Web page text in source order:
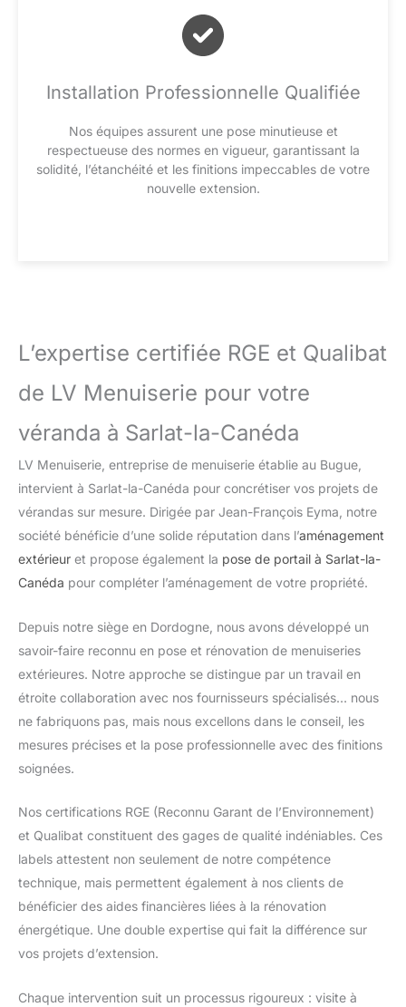
Installation Professionnelle Qualifiée
Nos équipes assurent une pose minutieuse et
respectueuse des normes en vigueur, garantissant la
solidité, l’étanchéité et les finitions impeccables de votre
nouvelle extension.
L’expertise certifiée RGE et Qualibat
de LV Menuiserie pour votre
véranda à Sarlat-la-Canéda
LV Menuiserie, entreprise de menuiserie établie au Bugue,
intervient à Sarlat-la-Canéda pour concrétiser vos projets de
vérandas sur mesure. Dirigée par Jean-François Eyma, notre
société bénéficie d’une solide réputation dans l’aménagement
extérieur et propose également la pose de portail à Sarlat-la-
Canéda pour compléter l’aménagement de votre propriété.
Depuis notre siège en Dordogne, nous avons développé un
savoir-faire reconnu en pose et rénovation de menuiseries
extérieures. Notre approche se distingue par un travail en
étroite collaboration avec nos fournisseurs spécialisés… nous
ne fabriquons pas, mais nous excellons dans le conseil, les
mesures précises et la pose professionnelle avec des finitions
soignées.
Nos certifications RGE (Reconnu Garant de l’Environnement)
et Qualibat constituent des gages de qualité indéniables. Ces
labels attestent non seulement de notre compétence
technique, mais permettent également à nos clients de
bénéficier des aides financières liées à la rénovation
énergétique. Une double expertise qui fait la différence sur
vos projets d’extension.
Chaque intervention suit un processus rigoureux : visite à